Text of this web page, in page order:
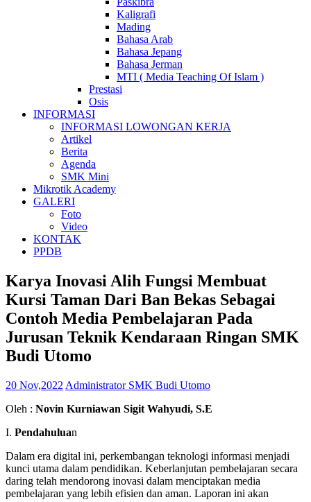
Kaligrafi
Mading
Bahasa Arab
Bahasa Jepang
Bahasa Jerman
MTI ( Media Teaching Of Islam )
Prestasi
Osis
INFORMASI
INFORMASI LOWONGAN KERJA
Artikel
Berita
Agenda
SMK Mini
Mikrotik Academy
GALERI
Foto
Video
KONTAK
PPDB
Karya Inovasi Alih Fungsi Membuat
Kursi Taman Dari Ban Bekas Sebagai
Contoh Media Pembelajaran Pada
Jurusan Teknik Kendaraan Ringan SMK
Budi Utomo
20 Nov,2022 Administrator SMK Budi Utomo
Oleh : Novin Kurniawan Sigit Wahyudi, S.E
I. Pendahuluan
Dalam era digital ini, perkembangan teknologi informasi menjadi
kunci utama dalam pendidikan. Keberlanjutan pembelajaran secara
daring telah mendorong inovasi dalam menciptakan media
pembelajaran yang lebih efisien dan aman. Laporan ini akan